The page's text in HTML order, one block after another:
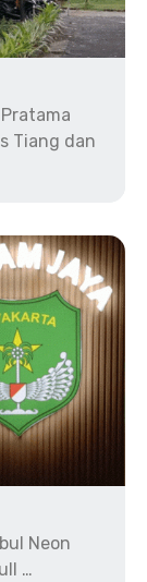
Tiang dan
Neon
…